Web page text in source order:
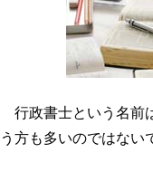
行政書士という名前
う方も多いのではない